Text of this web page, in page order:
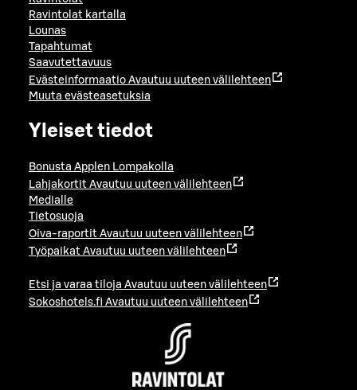
Ravintolat kartalla
Lounas
Tapahtumat
Saavutettavuus
Evästeinformaatio Avautuu uuteen välilehteen
Muuta evästeasetuksia
Yleiset tiedot
Bonusta Applen Lompakolla
Lahjakortit Avautuu uuteen välilehteen
Medialle
Tietosuoja
Oiva-raportit Avautuu uuteen välilehteen
Työpaikat Avautuu uuteen välilehteen
Etsi ja varaa tiloja Avautuu uuteen välilehteen
Sokoshotels.fi Avautuu uuteen välilehteen